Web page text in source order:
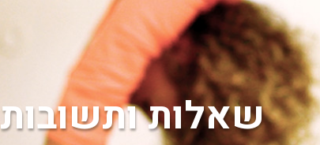
שאלות ותשובות